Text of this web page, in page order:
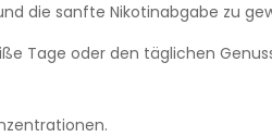
die sanfte Nikotinabgabe zu
Tage oder den täglichen